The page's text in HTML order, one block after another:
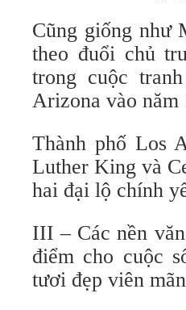
Cũng giống như
theo đuổi chủ
trong cuộc
Arizona vào năm
Thành phố Los
Luther King và
hai đại lộ chính
III – Các nền
điểm cho cuộc
tươi đẹp viên